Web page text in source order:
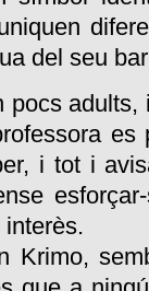
del seu
pocs
es
i tot i
Krimo,